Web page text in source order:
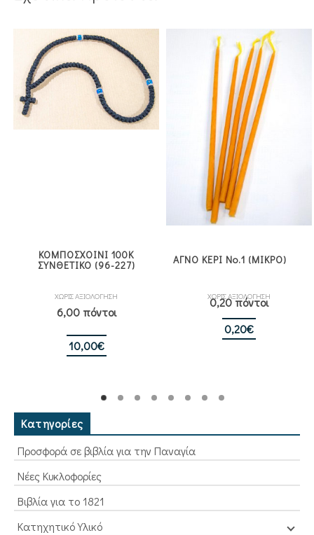
ΚΟΜΠΟΣΧΟΙΝΙ 100Κ
ΣΥΝΘΕΤΙΚΟ (96-227)
ΧΩΡΙΣ ΑΞΙΟΛΟΓΗΣΗ
6,00 πόντοι
10,00€
ΑΓΝΟ ΚΕΡΙ Νο.1 (ΜΙΚΡΟ)
ΧΩΡΙΣ ΑΞΙΟΛΟΓΗΣΗ
0,20 πόντοι
0,20€
Κατηγορίες
Προσφορά σε βιβλία για την Παναγία
Νέες Κυκλοφορίες
Βιβλία για το 1821
Κατηχητικό Υλικό